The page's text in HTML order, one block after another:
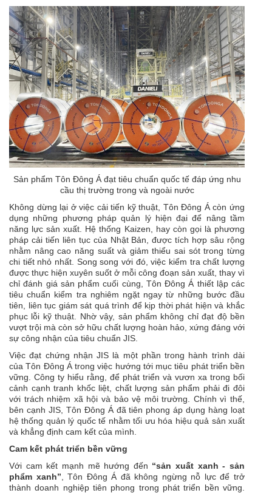
Sản phẩm Tôn Đông Á đạt tiêu chuẩn quốc tế đáp ứng nhu
cầu thị trường trong và ngoài nước
Không dừng lại ở việc cải tiến kỹ thuật, Tôn Đông Á còn ứng
dụng những phương pháp quản lý hiện đại để nâng tầm
năng lực sản xuất. Hệ thống Kaizen, hay còn gọi là phương
pháp cải tiến liên tục của Nhật Bản, được tích hợp sâu rộng
nhằm nâng cao năng suất và giảm thiểu sai sót trong từng
chi tiết nhỏ nhất. Song song với đó, việc kiểm tra chất lượng
được thực hiện xuyên suốt ở mỗi công đoạn sản xuất, thay vì
chỉ đánh giá sản phẩm cuối cùng, Tôn Đông Á thiết lập các
tiêu chuẩn kiểm tra nghiêm ngặt ngay từ những bước đầu
tiên, liên tục giám sát quá trình để kịp thời phát hiện và khắc
phục lỗi kỹ thuật. Nhờ vậy, sản phẩm không chỉ đạt độ bền
vượt trội mà còn sở hữu chất lượng hoàn hảo, xứng đáng với
sự công nhận của tiêu chuẩn JIS.
Việc đạt chứng nhận JIS là một phần trong hành trình dài
của Tôn Đông Á trong việc hướng tới mục tiêu phát triển bền
vững. Công ty hiểu rằng, để phát triển và vươn xa trong bối
cảnh cạnh tranh khốc liệt, chất lượng sản phẩm phải đi đôi
với trách nhiệm xã hội và bảo vệ môi trường. Chính vì thế,
bên cạnh JIS, Tôn Đông Á đã tiên phong áp dụng hàng loạt
hệ thống quản lý quốc tế nhằm tối ưu hóa hiệu quả sản xuất
và khẳng định cam kết của mình.
Cam kết phát triển bền vững
Với cam kết mạnh mẽ hướng đến “sản xuất xanh - sản
phẩm xanh” , Tôn Đông Á đã không ngừng nỗ lực để trở
thành doanh nghiệp tiên phong trong phát triển bền vững.